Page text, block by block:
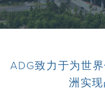
ADG致力于为世
洲实